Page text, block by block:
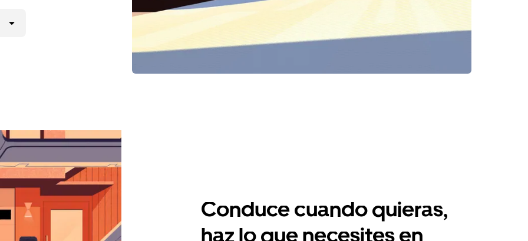
Conduce cuando quieras,
haz lo que necesites en